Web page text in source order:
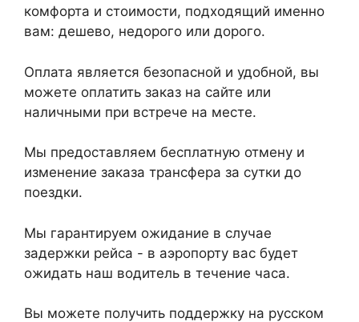
комфорта и стоимости, подходящий именно
вам: дешево, недорого или дорого.
Оплата является безопасной и удобной, вы
можете оплатить заказ на сайте или
наличными при встрече на месте.
Мы предоставляем бесплатную отмену и
изменение заказа трансфера за сутки до
поездки.
Мы гарантируем ожидание в случае
задержки рейса - в аэропорту вас будет
ожидать наш водитель в течение часа.
Вы можете получить поддержку на русском